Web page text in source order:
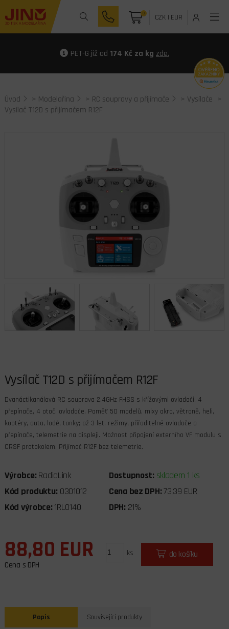
0 CZK| EUR
PET-G již od 174 Kč za kg zde.
Úvod > Modelařina > RC soupravy a přijímače > Vysílače >
Vysílač T12D s přijímačem R12F
Vysílač T12D s přijímačem R12F
Dvanáctikanálová RC souprava 2.4GHz FHSS s křížovými ovladači, 4
přepínače, 4 otoč. ovladače. Paměť 50 modelů, mixy akro, větroně, heli,
koptéry, auta, lodě, tanky; až 3 let. režimy, přiřaditelné ovladače a
přepínače, telemetrie na displeji. Možnost připojení externího VF modulu s
CRSF protokolem. Přijímač R12F bez telemetrie.
Výrobce: RadioLink Dostupnost: skladem 1 ks
Kód produktu: 0301012 Cena bez DPH:73,39 EUR
Kód výrobce:1RL0140 DPH: 21%
88,80 EUR
Cena s DPH
ks do košíku
Popis Související produkty